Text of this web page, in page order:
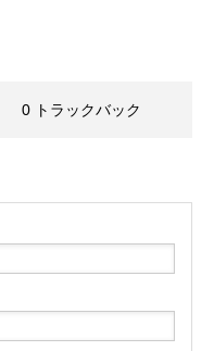
0 トラックバック